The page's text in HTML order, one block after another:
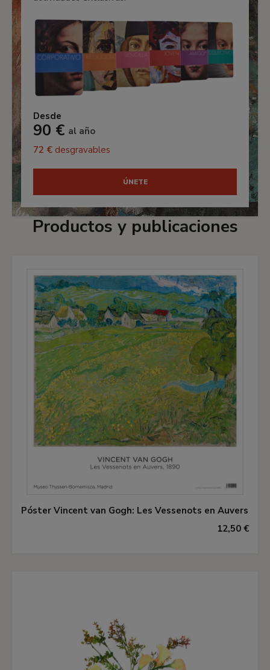
Desde
90 € al año
72 € desgravables
ÚNETE
Productos y publicaciones
Póster Vincent van Gogh: Les Vessenots en Auvers
12,50 €